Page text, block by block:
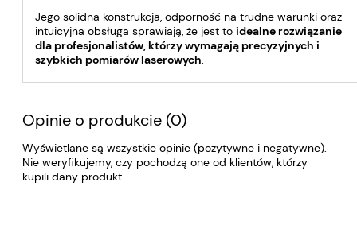
Jego solidna konstrukcja, odporność na trudne warunki oraz
intuicyjna obsługa sprawiają, że jest to idealne rozwiązanie
dla profesjonalistów, którzy wymagają precyzyjnych i
szybkich pomiarów laserowych.
Opinie o produkcie (0)
Wyświetlane są wszystkie opinie (pozytywne i negatywne).
Nie weryfikujemy, czy pochodzą one od klientów, którzy
kupili dany produkt.